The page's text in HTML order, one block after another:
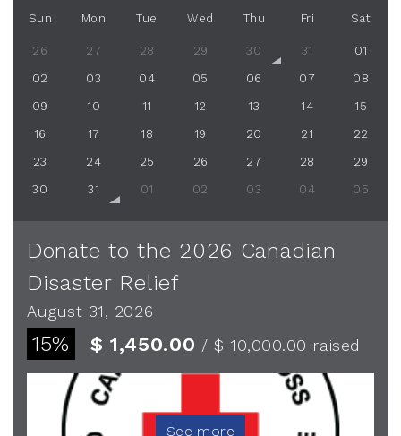
Sun Mon Tue Wed Thu Fri Sat
26 27 28 29 30 31 01
02 03 04 05 06 07 08
09 10 11 12 13 14 15
16 17 18 19 20 21 22
23 24 25 26 27 28 29
30 31 01 02 03 04 05
Donate to the 2026 Canadian
Disaster Relief
August 31, 2026
15% $ 1,450.00 / $ 10,000.00 raised
See more